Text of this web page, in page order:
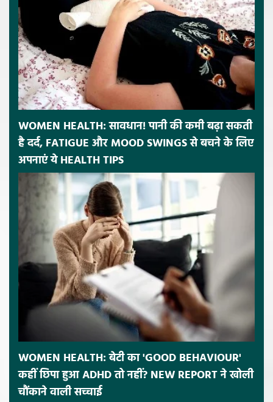
WOMEN HEALTH: सावधान! पानी की कमी बढ़ा सकती
है दर्द, FATIGUE और MOOD SWINGS से बचने के लिए
अपनाएं ये HEALTH TIPS
WOMEN HEALTH: बेटी का 'GOOD BEHAVIOUR'
कहीं छिपा हुआ ADHD तो नहीं? NEW REPORT ने खोली
चौंकाने वाली सच्चाई